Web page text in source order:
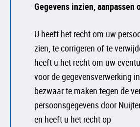
Gegevens inzien, aanpassen
U heeft het recht om uw
zien, te corrigeren of te
heeft u het recht om uw
voor de gegevensverwerking
bezwaar te maken tegen de
persoonsgegevens door
en heeft u het recht op